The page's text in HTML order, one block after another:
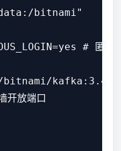
bitnami"
# 匿名
kafka:3.4
放端口